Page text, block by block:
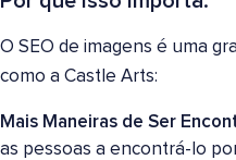
O SEO de imagens é uma
como a Castle Arts:
Mais Maneiras de Ser
as pessoas a encontrá-lo